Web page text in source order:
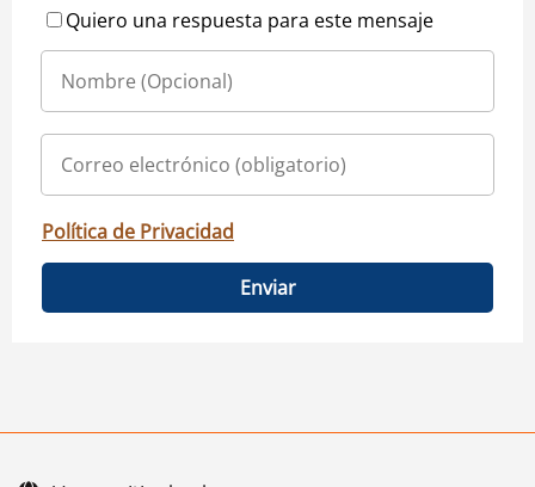
Quiero una respuesta para este mensaje
Política de Privacidad
Enviar